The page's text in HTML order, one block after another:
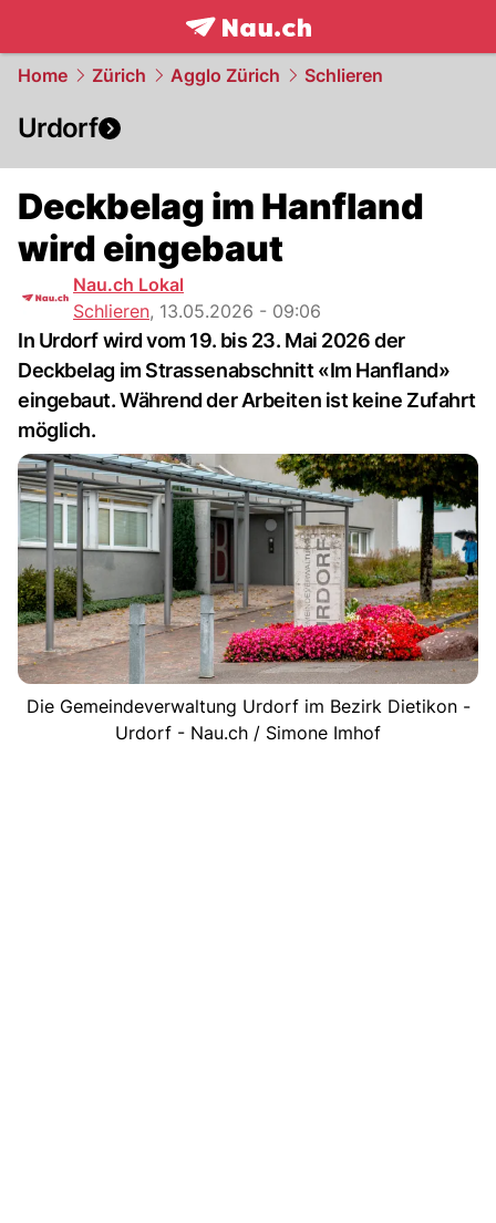
frontpage.NAU.ch
Home Zürich Agglo Zürich Schlieren
Urdorf
Deckbelag im Hanfland
wird eingebaut
Nau.ch Lokal
Schlieren, 13.05.2026 - 09:06
In Urdorf wird vom 19. bis 23. Mai 2026 der
Deckbelag im Strassenabschnitt «Im Hanfland»
eingebaut. Während der Arbeiten ist keine Zufahrt
möglich.
Die Gemeindeverwaltung Urdorf im Bezirk Dietikon -
Urdorf - Nau.ch / Simone Imhof